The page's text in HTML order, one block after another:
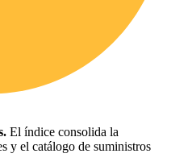
El índice consolida la
y el catálogo de suministros